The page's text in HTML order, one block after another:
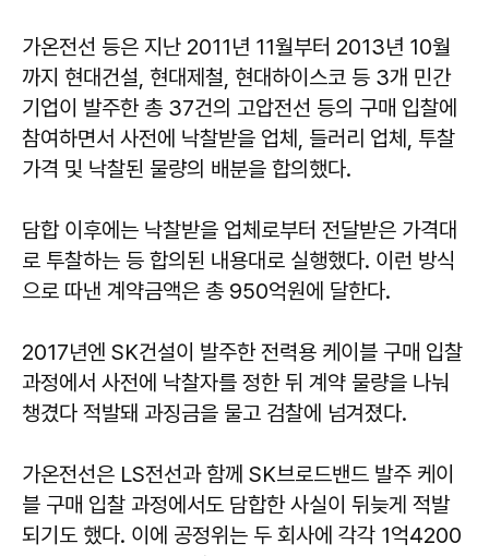
가온전선 등은 지난 2011년 11월부터 2013년 10월
까지 현대건설, 현대제철, 현대하이스코 등 3개 민간
기업이 발주한 총 37건의 고압전선 등의 구매 입찰에
참여하면서 사전에 낙찰받을 업체, 들러리 업체, 투찰
가격 및 낙찰된 물량의 배분을 합의했다.
담합 이후에는 낙찰받을 업체로부터 전달받은 가격대
로 투찰하는 등 합의된 내용대로 실행했다. 이런 방식
으로 따낸 계약금액은 총 950억원에 달한다.
2017년엔 SK건설이 발주한 전력용 케이블 구매 입찰
과정에서 사전에 낙찰자를 정한 뒤 계약 물량을 나눠
챙겼다 적발돼 과징금을 물고 검찰에 넘겨졌다.
가온전선은 LS전선과 함께 SK브로드밴드 발주 케이
블 구매 입찰 과정에서도 담합한 사실이 뒤늦게 적발
되기도 했다. 이에 공정위는 두 회사에 각각 1억4200